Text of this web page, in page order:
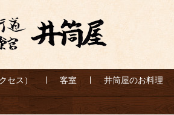
セス） 客室 井筒屋のお料理